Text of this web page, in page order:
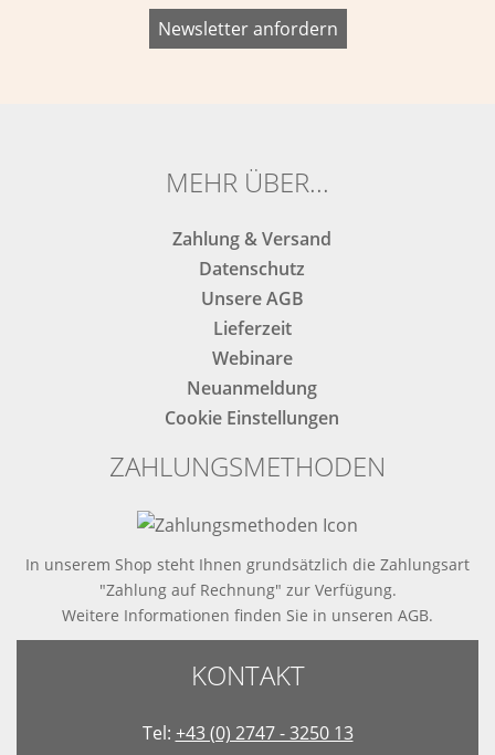
MEHR ÜBER...
Zahlung & Versand
Datenschutz
Unsere AGB
Lieferzeit
Webinare
Neuanmeldung
Cookie Einstellungen
ZAHLUNGSMETHODEN
In unserem Shop steht Ihnen grundsätzlich die Zahlungsart
"Zahlung auf Rechnung" zur Verfügung.
Weitere Informationen finden Sie in unseren AGB.
KONTAKT
Tel: +43 (0) 2747 - 3250 13